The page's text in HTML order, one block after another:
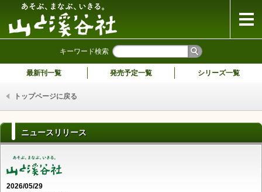
キーワード検索
最新刊一覧 発売予定一覧 シリーズ一覧
トップページに戻る
ニュースリリース
2026/05/29